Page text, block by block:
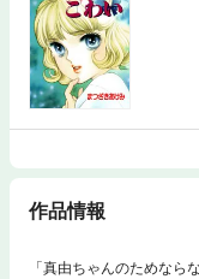
作品情報
「真由ちゃんのためなら